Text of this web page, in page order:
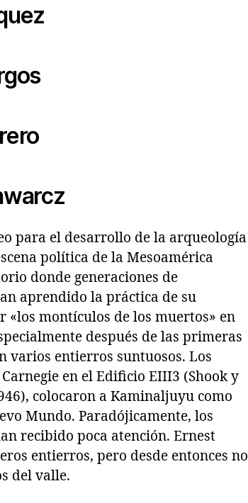
para el desarrollo de la arqueología
política de la Mesoamérica
donde generaciones de
aprendido la práctica de su
montículos de los muertos» en
después de las primeras
varios entierros suntuosos. Los
en el Edificio EIII3 (Shook y
colocaron a Kaminaljuyu como
Mundo. Paradójicamente, los
recibido poca atención. Ernest
entierros, pero desde entonces no
del valle.